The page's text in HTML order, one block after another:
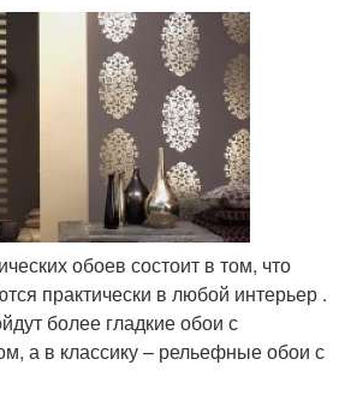
обоев состоит в том, что
практически в любой интерьер .
более гладкие обои с
а в классику – рельефные обои с